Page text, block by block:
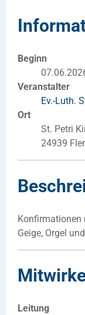
Beginn
Veranstalter
Ev.-Luth.
Ort
St. Petri
24939
Konfirmationen
Geige, Orgel
Leitung